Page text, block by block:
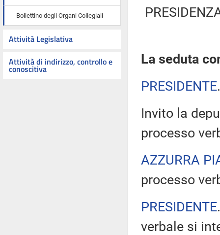
Bollettino degli Organi Collegiali
Attività Legislativa
Attività di indirizzo, controllo e
conoscitiva
La seduta
PRESIDENTE
Invito la
processo
AZZURRA
processo
PRESIDENTE
verbale si